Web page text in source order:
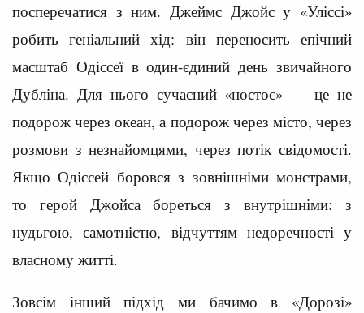
посперечатися з ним. Джеймс Джойс у «Уліссі»
робить геніальний хід: він переносить епічний
масштаб Одіссеї в один-єдиний день звичайного
Дубліна. Для нього сучасний «ностос» — це не
подорож через океан, а подорож через місто, через
розмови з незнайомцями, через потік свідомості.
Якщо Одіссей боровся з зовнішніми монстрами,
то герой Джойса бореться з внутрішніми: з
нудьгою, самотністю, відчуттям недоречності у
власному житті.
Зовсім інший підхід ми бачимо в «Дорозі»